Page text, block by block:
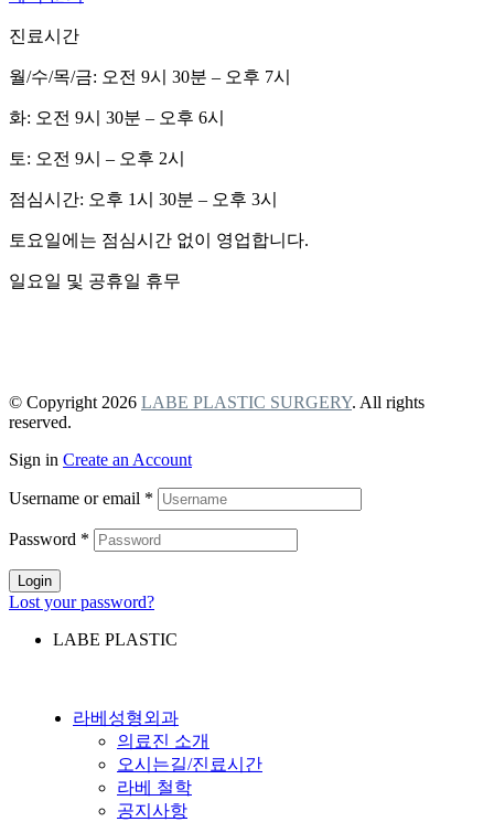
진료시간
월/수/목/금: 오전 9시 30분 – 오후 7시
화: 오전 9시 30분 – 오후 6시
토: 오전 9시 – 오후 2시
점심시간: 오후 1시 30분 – 오후 3시
토요일에는 점심시간 없이 영업합니다.
일요일 및 공휴일 휴무
© Copyright 2026 LABE PLASTIC SURGERY. All rights
reserved.
Sign in Create an Account
Username or email *
Password *
Login
Lost your password?
LABE PLASTIC
라베성형외과
의료진 소개
오시는길/진료시간
라베 철학
공지사항